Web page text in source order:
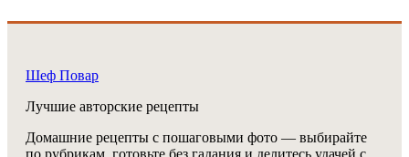
Шеф Повар
Лучшие авторские рецепты
Домашние рецепты с пошаговыми фото — выбирайте
по рубрикам, готовьте без гадания и делитесь удачей с